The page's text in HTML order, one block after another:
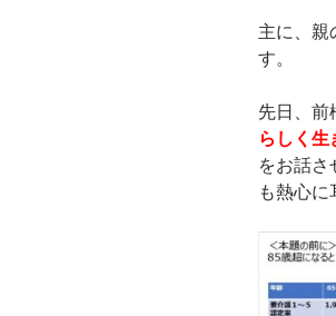
主に、親
す。
先日、前
らしく
をお話
も熱心